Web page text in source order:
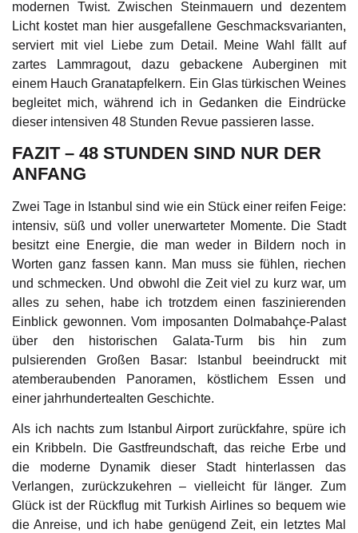
modernen Twist. Zwischen Steinmauern und dezentem
Licht kostet man hier ausgefallene Geschmacksvarianten,
serviert mit viel Liebe zum Detail. Meine Wahl fällt auf
zartes Lammragout, dazu gebackene Auberginen mit
einem Hauch Granatapfelkern. Ein Glas türkischen Weines
begleitet mich, während ich in Gedanken die Eindrücke
dieser intensiven 48 Stunden Revue passieren lasse.
FAZIT – 48 STUNDEN SIND NUR DER
ANFANG
Zwei Tage in Istanbul sind wie ein Stück einer reifen Feige:
intensiv, süß und voller unerwarteter Momente. Die Stadt
besitzt eine Energie, die man weder in Bildern noch in
Worten ganz fassen kann. Man muss sie fühlen, riechen
und schmecken. Und obwohl die Zeit viel zu kurz war, um
alles zu sehen, habe ich trotzdem einen faszinierenden
Einblick gewonnen. Vom imposanten Dolmabahçe-Palast
über den historischen Galata-Turm bis hin zum
pulsierenden Großen Basar: Istanbul beeindruckt mit
atemberaubenden Panoramen, köstlichem Essen und
einer jahrhundertealten Geschichte.
Als ich nachts zum Istanbul Airport zurückfahre, spüre ich
ein Kribbeln. Die Gastfreundschaft, das reiche Erbe und
die moderne Dynamik dieser Stadt hinterlassen das
Verlangen, zurückzukehren – vielleicht für länger. Zum
Glück ist der Rückflug mit Turkish Airlines so bequem wie
die Anreise, und ich habe genügend Zeit, ein letztes Mal